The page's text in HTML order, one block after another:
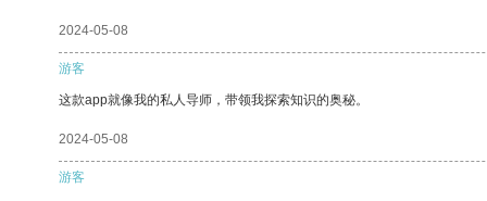
2024-05-08
游客
这款app就像我的私人导师，带领我探索知识的奥秘。
2024-05-08
游客